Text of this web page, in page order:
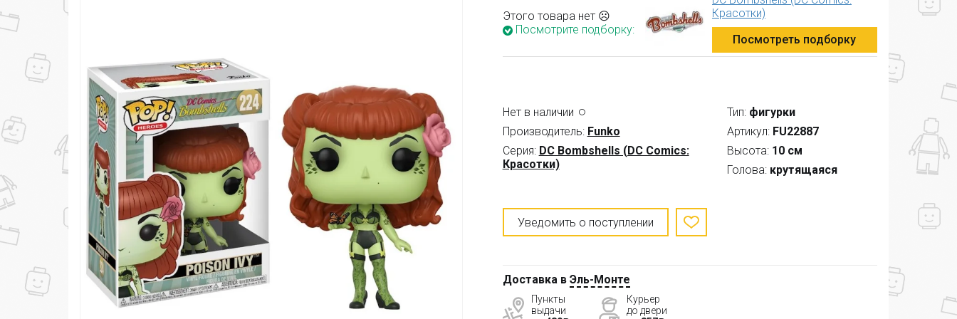
Этого товара нет ☹
Посмотрите подборку:
Красотки)
Посмотреть подборку
Нет в наличии
Производитель: Funko
Серия: DC Bombshells (DC Comics:
Красотки)
Тип: фигурки
Артикул: FU22887
Высота: 10 см
Голова: крутящаяся
Уведомить о поступлении
Доставка в Эль-Монте
Пункты
выдачи
Курьер
до двери